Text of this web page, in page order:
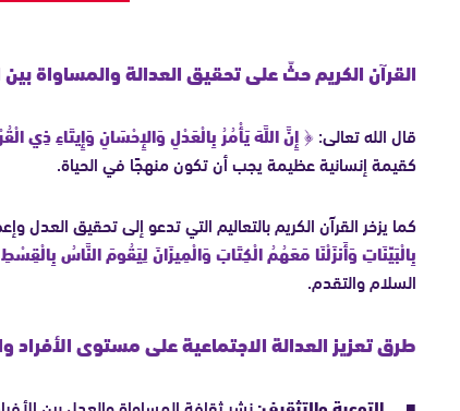
القرآن الكريم حثّ على تحقيق العدالة والمساواة بين
قال الله تعالى:﴿ إِنَّ اللَّهَ يَأْمُرُ بِالْعَدْلِ وَالإِحْسَانِ وَإِيتَاءِ ذِي
كقيمة إنسانية عظيمة يجب أن تكون منهجًا في الحياة.
كما يزخر القرآن الكريم بالتعاليم التي تدعو إلى تحقيق
بِالْبَيِّنَاتِ وَأَنزَلْنَا مَعَهُمُ الْكِتَابَ وَالْمِيزَانَ لِيَقُومَ النَّاسُ
السلام والتقدم.
طرق تعزيز العدالة الاجتماعية على مستوى الأفراد